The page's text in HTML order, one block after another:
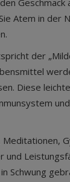
Atem in der
der
Diese
Meditationen,
und
Schwung